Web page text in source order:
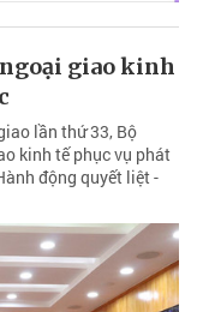
giao kinh
lần thứ 33, Bộ
kinh tế phục vụ phát
động quyết liệt -